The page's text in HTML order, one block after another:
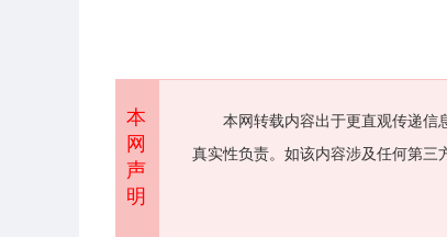
本
网
声
明
本网转载内容出于更直观传递信
真实性负责。如该内容涉及任何第三